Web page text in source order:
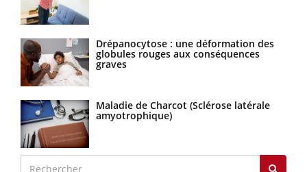
Drépanocytose : une déformation des
globules rouges aux conséquences
graves
Maladie de Charcot (Sclérose latérale
amyotrophique)